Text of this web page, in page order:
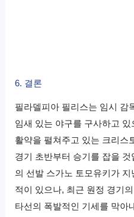
6. 결론
필라델피아 필리스는 임시 감
임새 있는 야구를 구사하고
활약을 펼쳐주고 있는 크리스
경기 초반부터 승기를 잡을
의 선발 스가노 토모유키가
적이 있으나, 최근 원정 경기
타선의 폭발적인 기세를 막아